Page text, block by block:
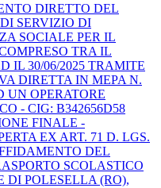
DIRETTO DEL
SERVIZIO DI
SOCIALE PER IL
TRA IL
IL 30/06/2025 TRAMITE
DIRETTA IN MEPA N.
UN OPERATORE
- CIG: B342656D58
FINALE -
EX ART. 71 D. LGS.
DEL
SCOLASTICO
DI POLESELLA (RO),